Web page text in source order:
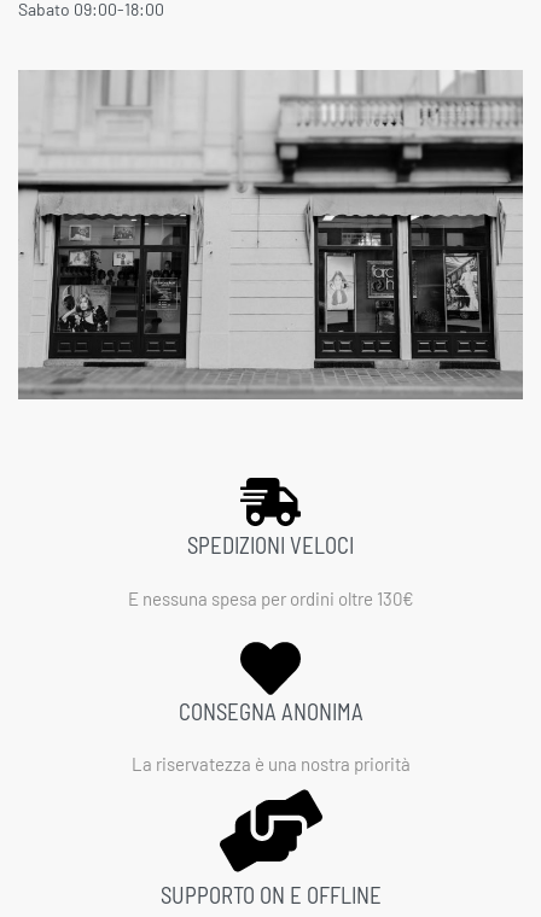
Sabato 09:00-18:00
SPEDIZIONI VELOCI
E nessuna spesa per ordini oltre 130€
CONSEGNA ANONIMA
La riservatezza è una nostra priorità
SUPPORTO ON E OFFLINE